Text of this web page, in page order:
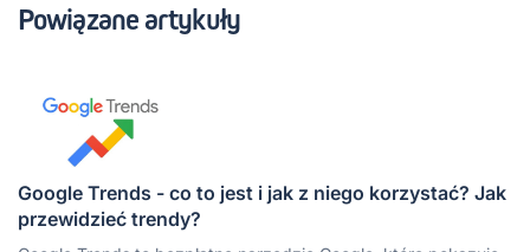
Powiązane artykuły
Google Trends - co to jest i jak z niego korzystać? Jak
przewidzieć trendy?